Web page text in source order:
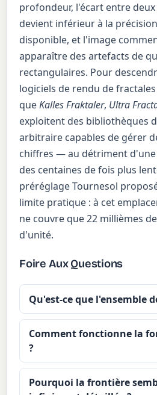
profondeur, l'écart entre
devient inférieur à la
disponible, et l'image
apparaître des artefacts de
rectangulaires. Pour
logiciels de rendu de
queKalles Fraktaler, Ultra
exploitent des bibliothèques
arbitraire capables de gérer
chiffres — au détriment d'une
des centaines de fois plus
préréglage Tournesol
limite pratique : à cet
ne couvre que 22 millièmes
d'unité.
Foire Aux Questions
Qu'est-ce que l'ensemble
Comment fonctionne la
?
Pourquoi la frontière